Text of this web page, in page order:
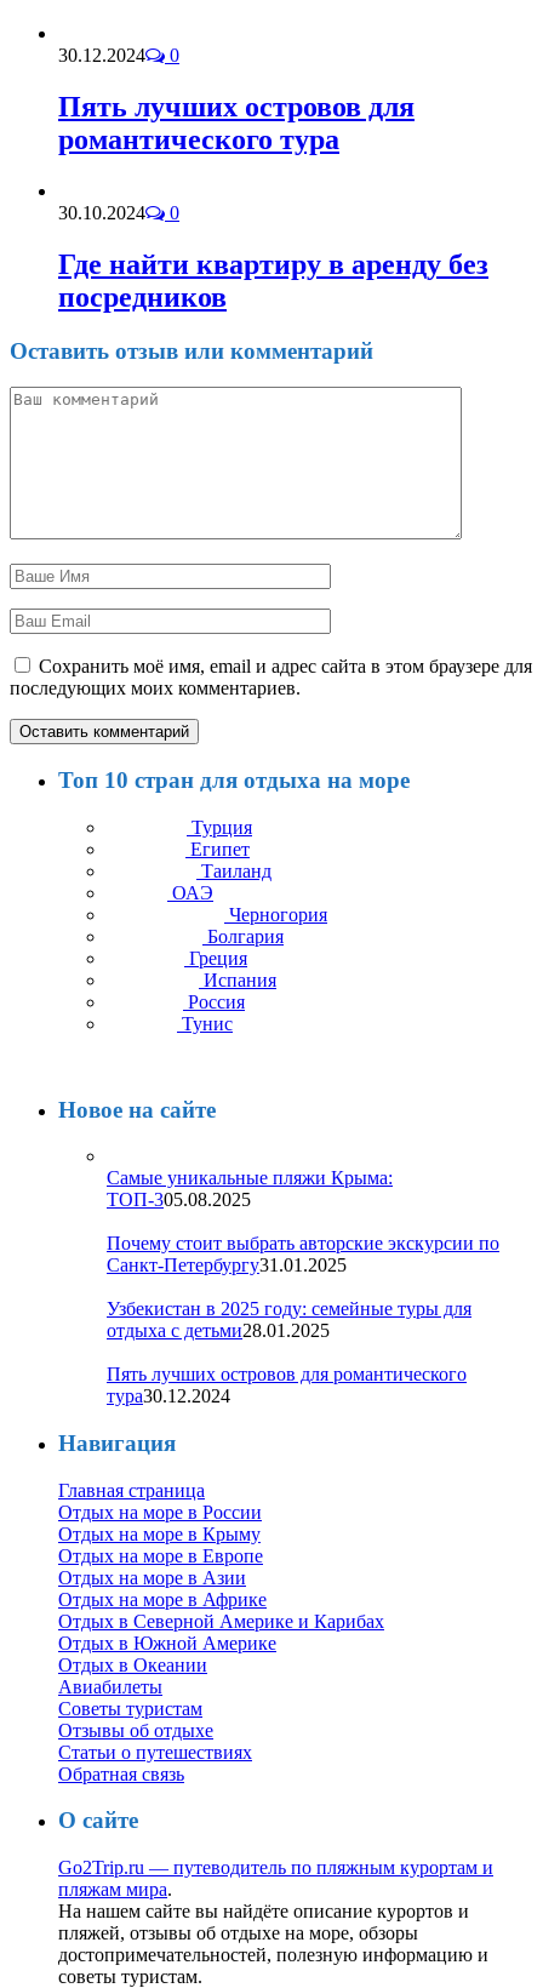
30.12.2024 0
Пять лучших островов для
романтического тура
30.10.2024 0
Где найти квартиру в аренду без
посредников
Оставить отзыв или комментарий
Сохранить моё имя, email и адрес сайта в этом браузере для
последующих моих комментариев.
Топ 10 стран для отдыха на море
Турция
Египет
Таиланд
ОАЭ
Черногория
Болгария
Греция
Испания
Россия
Тунис
Новое на сайте
Самые уникальные пляжи Крыма:
ТОП-305.08.2025
Почему стоит выбрать авторские экскурсии по
Санкт-Петербургу31.01.2025
Узбекистан в 2025 году: семейные туры для
отдыха с детьми28.01.2025
Пять лучших островов для романтического
тура30.12.2024
Навигация
Главная страница
Отдых на море в России
Отдых на море в Крыму
Отдых на море в Европе
Отдых на море в Азии
Отдых на море в Африке
Отдых в Северной Америке и Карибах
Отдых в Южной Америке
Отдых в Океании
Авиабилеты
Советы туристам
Отзывы об отдыхе
Статьи о путешествиях
Обратная связь
О сайте
Go2Trip.ru — путеводитель по пляжным курортам и
пляжам мира.
На нашем сайте вы найдёте описание курортов и
пляжей, отзывы об отдыхе на море, обзоры
достопримечательностей, полезную информацию и
советы туристам.